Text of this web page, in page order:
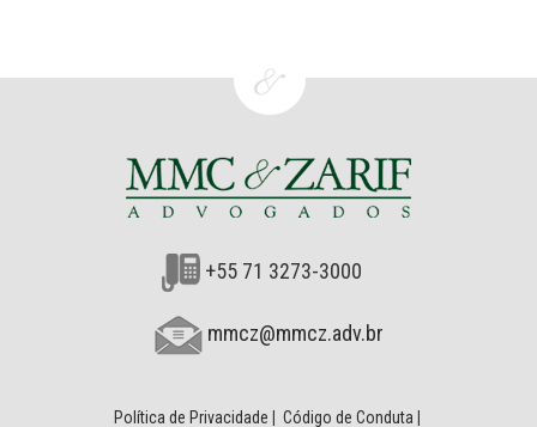
+55 71 3273-3000
mmcz@mmcz.adv.br
Política de Privacidade Código de Conduta